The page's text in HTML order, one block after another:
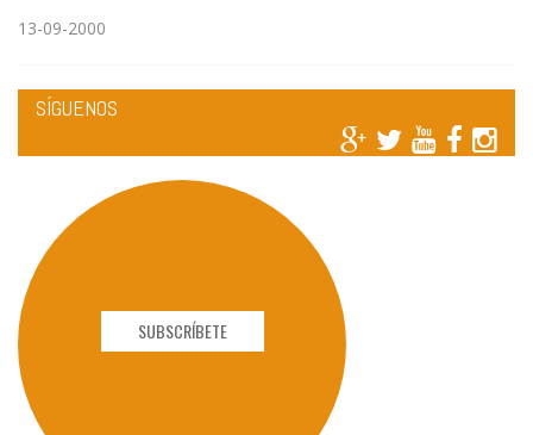
13-09-2000
SÍGUENOS
SUBSCRÍBETE